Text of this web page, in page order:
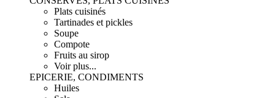
Plats cuisinés
Tartinades et pickles
Soupe
Compote
Fruits au sirop
Voir plus...
EPICERIE, CONDIMENTS
Huiles